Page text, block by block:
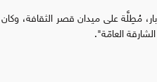
مُطِلَّة على ميدان قصر الثقافة،